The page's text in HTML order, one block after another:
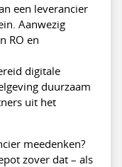
een leverancier
Aanwezig
RO en
digitale
duurzaam
uit het
meedenken?
zover dat – als